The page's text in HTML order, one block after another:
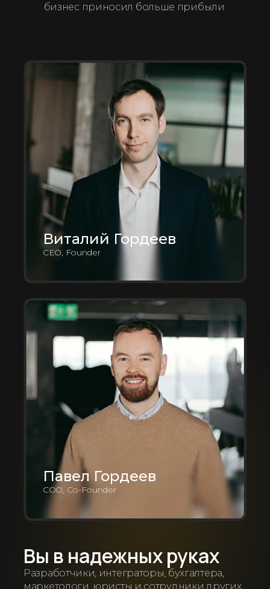
Вы в надежных руках
Разработчики, интеграторы, бухгалтера,
маркетологи, юристы и сотрудники других
Павел Гордеев
COO, Co-Founder
Виталий Гордеев
CEO, Founder
бизнес приносил больше прибыли.